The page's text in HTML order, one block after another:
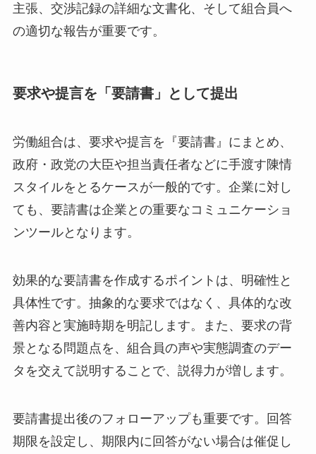
主張、交渉記録の詳細な文書化、そして組合員へ
の適切な報告が重要です。
要求や提言を「要請書」として提出
労働組合は、要求や提言を『要請書』にまとめ、
政府・政党の大臣や担当責任者などに手渡す陳情
スタイルをとるケースが一般的です。企業に対し
ても、要請書は企業との重要なコミュニケーショ
ンツールとなります。
効果的な要請書を作成するポイントは、明確性と
具体性です。抽象的な要求ではなく、具体的な改
善内容と実施時期を明記します。また、要求の背
景となる問題点を、組合員の声や実態調査のデー
タを交えて説明することで、説得力が増します。
要請書提出後のフォローアップも重要です。回答
期限を設定し、期限内に回答がない場合は催促し